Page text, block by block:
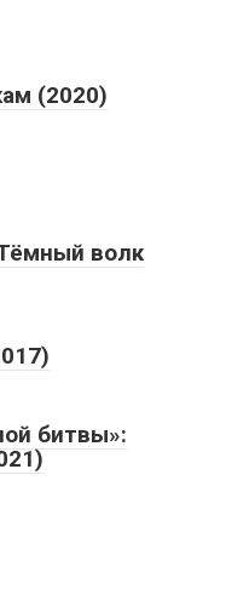
(2020)
волк
битвы»: